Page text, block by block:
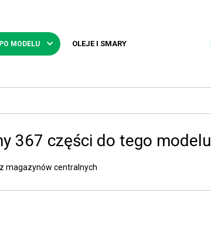
MODELU OLEJE I SMARY
367 części do tego modelu
magazynów centralnych